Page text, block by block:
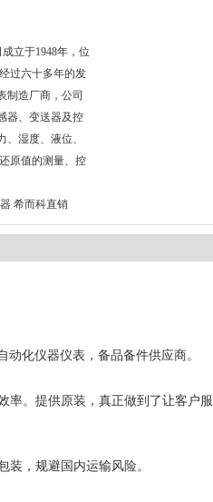
立于1948年，位
过六十多年的发
制造厂商，公司
器、变送器及控
湿度、液位、
原值的测量、控
希而科直销
化仪器仪表，备品备件供应商。
率。提供原装，真正做到了让客户服
，规避国内运输风险。